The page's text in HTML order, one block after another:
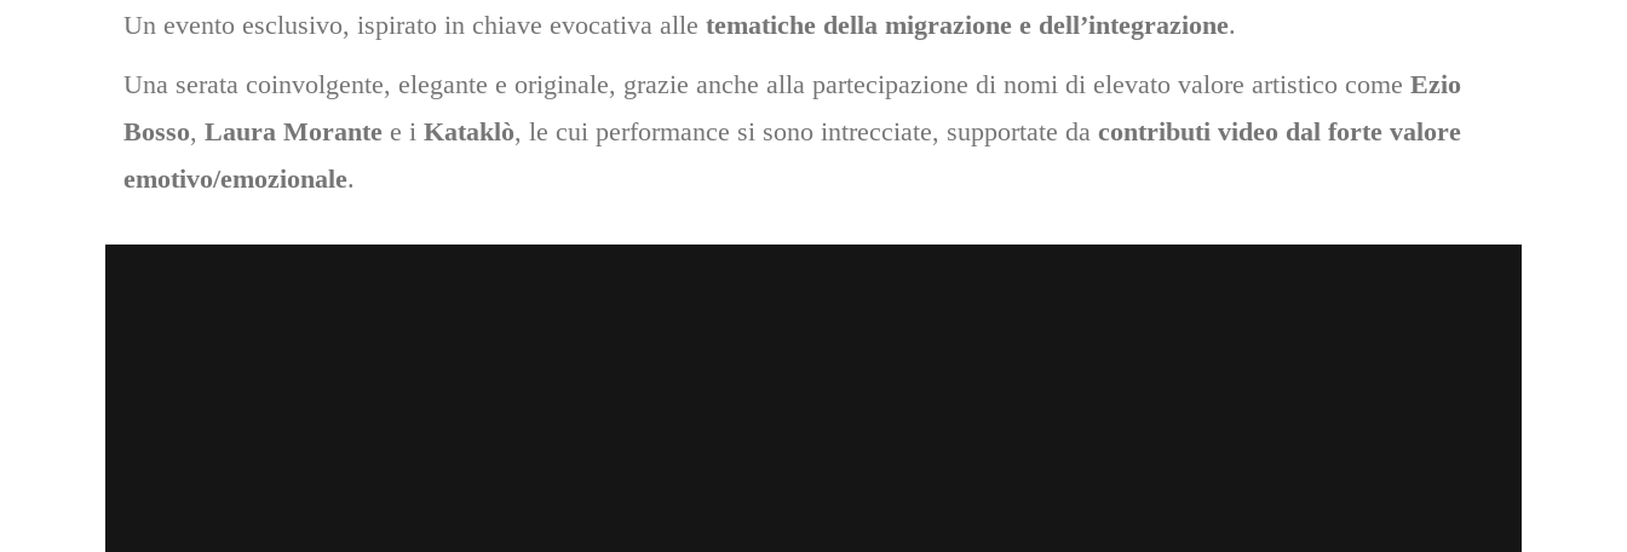
Un evento esclusivo, ispirato in chiave evocativa alle tematiche della migrazione e dell’integrazione.
Una serata coinvolgente, elegante e originale, grazie anche alla partecipazione di nomi di elevato valore artistico come Ezio
Bosso, Laura Morante e i Kataklò, le cui performance si sono intrecciate, supportate da contributi video dal forte valore
emotivo/emozionale.